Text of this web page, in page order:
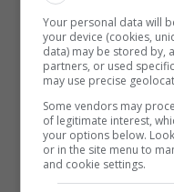
Qualcosa che non
Il tecnico
domanda sul
vuol dire far
giocatore, mi
giocatori che
Your personal data will
your device (cookies,
data) may be stored by,
partners, or used
may use precise
Some vendors may
of legitimate interest,
your options below.
or in the site menu to
and cookie settings.